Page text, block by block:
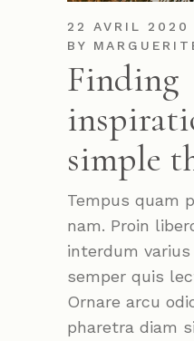
22 AVRIL 2020
BY
Finding
simple
Tempus quam
nam. Proin
interdum
semper quis
Ornare arcu
pharetra diam